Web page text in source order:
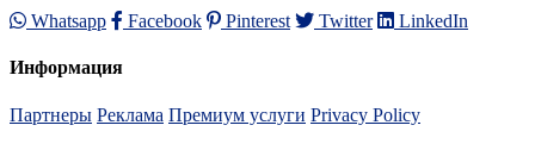
Whatsapp Facebook Pinterest Twitter LinkedIn
Информация
Партнеры Реклама Премиум услуги Privacy Policy